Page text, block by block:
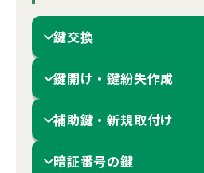
鍵交換
鍵開け・鍵紛失作成
補助鍵・新規取付け
暗証番号の鍵